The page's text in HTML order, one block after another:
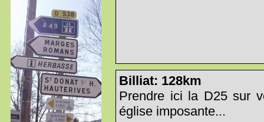
Billiat: 128km
Prendre ici la D25 sur
église imposante...